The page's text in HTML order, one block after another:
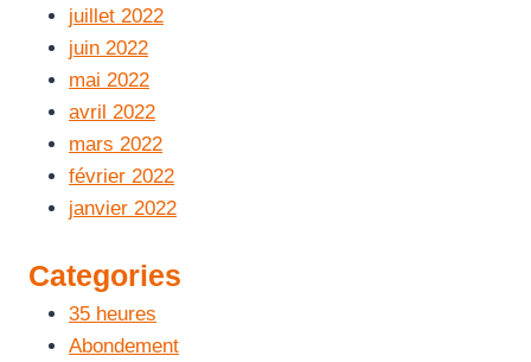
juillet 2022
juin 2022
mai 2022
avril 2022
mars 2022
février 2022
janvier 2022
Categories
35 heures
Abondement